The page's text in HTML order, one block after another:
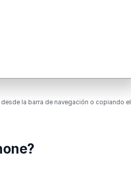
la barra de navegación o copiando el